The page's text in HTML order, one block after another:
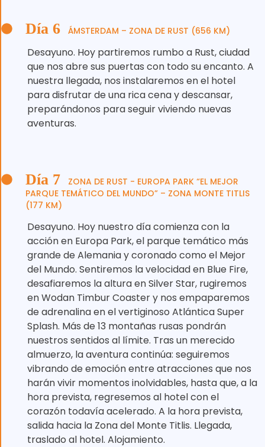
Día 6 ÁMSTERDAM – ZONA DE RUST (656 KM)
Desayuno. Hoy partiremos rumbo a Rust, ciudad
que nos abre sus puertas con todo su encanto. A
nuestra llegada, nos instalaremos en el hotel
para disfrutar de una rica cena y descansar,
preparándonos para seguir viviendo nuevas
aventuras.
Día 7
ZONA DE RUST - EUROPA PARK “EL MEJOR
PARQUE TEMÁTICO DEL MUNDO” – ZONA MONTE TITLIS
(177 KM)
Desayuno. Hoy nuestro día comienza con la
acción en Europa Park, el parque temático más
grande de Alemania y coronado como el Mejor
del Mundo. Sentiremos la velocidad en Blue Fire,
desafiaremos la altura en Silver Star, rugiremos
en Wodan Timbur Coaster y nos empaparemos
de adrenalina en el vertiginoso Atlántica Super
Splash. Más de 13 montañas rusas pondrán
nuestros sentidos al límite. Tras un merecido
almuerzo, la aventura continúa: seguiremos
vibrando de emoción entre atracciones que nos
harán vivir momentos inolvidables, hasta que, a la
hora prevista, regresemos al hotel con el
corazón todavía acelerado. A la hora prevista,
salida hacia la Zona del Monte Titlis. Llegada,
traslado al hotel. Alojamiento.